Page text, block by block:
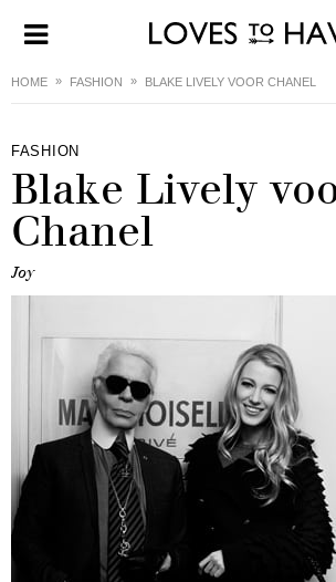
HOME FASHION BLAKE LIVELY VOOR CHANEL
FASHION
Blake Lively
Chanel
Joy